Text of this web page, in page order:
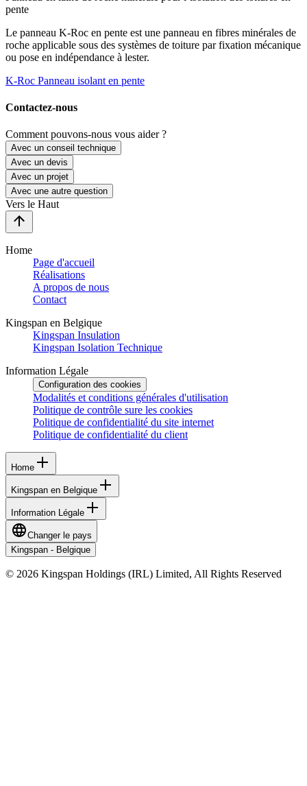
pente
Le panneau K-Roc en pente est une panneau en fibres minérales de
roche applicable sous des systèmes de toiture par fixation mécanique
ou pose en indépendance à lester.
K-Roc Panneau isolant en pente
Contactez-nous
Comment pouvons-nous vous aider ?
Avec un conseil technique
Avec un devis
Avec un projet
Avec une autre question
Vers le Haut
Home
Page d'accueil
Réalisations
A propos de nous
Contact
Kingspan en Belgique
Kingspan Insulation
Kingspan Isolation Technique
Information Légale
Configuration des cookies
Modalités et conditions générales d'utilisation
Politique de contrôle sure les cookies
Politique de confidentialité du site internet
Politique de confidentialité du client
Home
Kingspan en Belgique
Information Légale
Changer le pays
Kingspan - Belgique
© 2026 Kingspan Holdings (IRL) Limited, All Rights Reserved